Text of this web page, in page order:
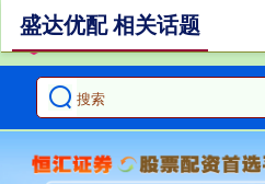
盛达优配 相关话题